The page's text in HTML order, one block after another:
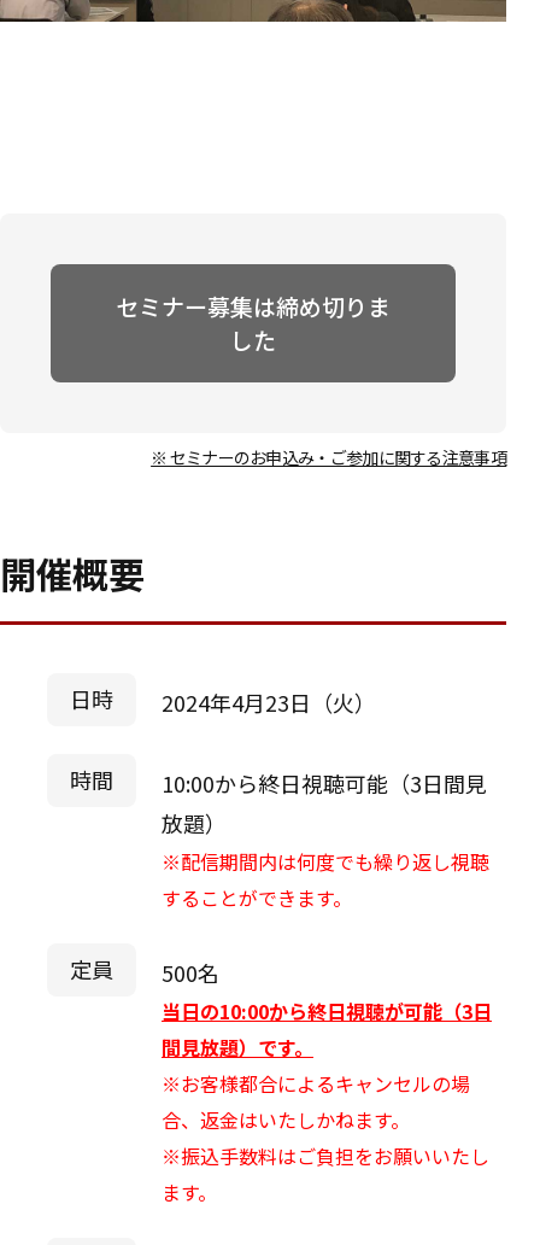
セミナー募集は締め切りま
した
※ セミナーのお申込み・ご参加に関する注意事項
開催概要
日時 2024年4月23日（火）
時間
10:00から終日視聴可能（3日間見
放題）
※配信期間内は何度でも繰り返し視聴
することができます。
定員 500名
当日の10:00から終日視聴が可能（3日
間見放題）です。
※お客様都合によるキャンセルの場
合、返金はいたしかねます。
※振込手数料はご負担をお願いいたし
ます。